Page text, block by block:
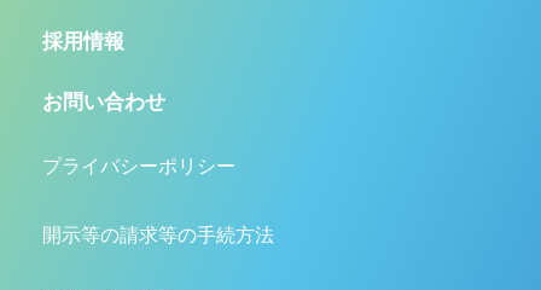
採用情報
お問い合わせ
プライバシーポリシー
開示等の請求等の手続方法